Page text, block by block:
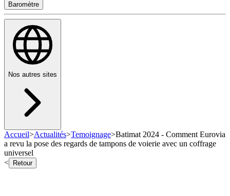
Baromètre
Nos autres sites
Accueil>Actualités>Temoignage>Batimat 2024 - Comment Eurovia
a revu la pose des regards de tampons de voierie avec un coffrage
universel
<
Retour